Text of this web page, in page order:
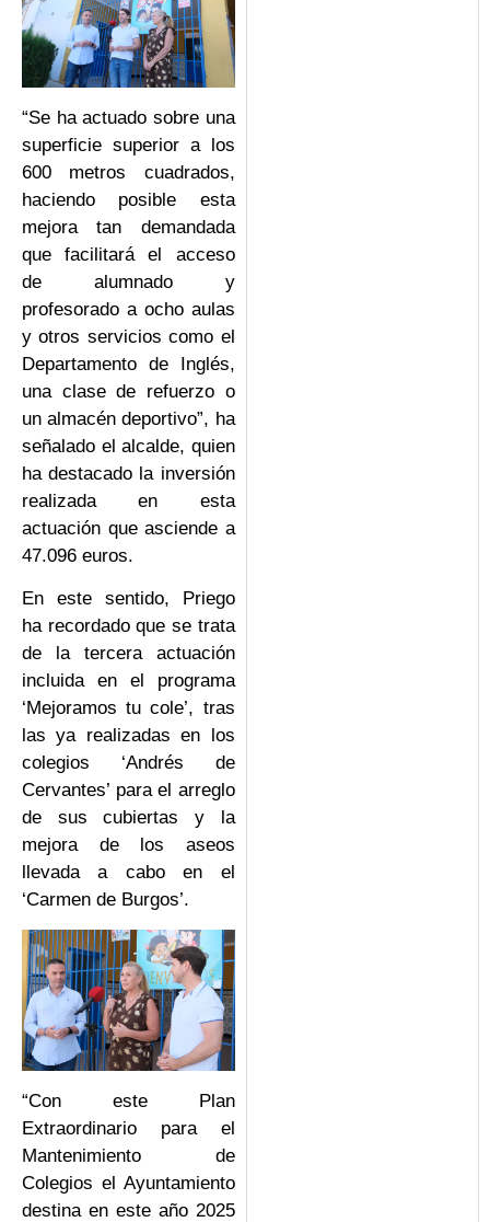
“Se ha actuado sobre una
superficie superior a los
600 metros cuadrados,
haciendo posible esta
mejora tan demandada
que facilitará el acceso
de alumnado y
profesorado a ocho aulas
y otros servicios como el
Departamento de Inglés,
una clase de refuerzo o
un almacén deportivo”, ha
señalado el alcalde, quien
ha destacado la inversión
realizada en esta
actuación que asciende a
47.096 euros.
En este sentido, Priego
ha recordado que se trata
de la tercera actuación
incluida en el programa
‘Mejoramos tu cole’, tras
las ya realizadas en los
colegios ‘Andrés de
Cervantes’ para el arreglo
de sus cubiertas y la
mejora de los aseos
llevada a cabo en el
‘Carmen de Burgos’.
“Con este Plan
Extraordinario para el
Mantenimiento de
Colegios el Ayuntamiento
destina en este año 2025